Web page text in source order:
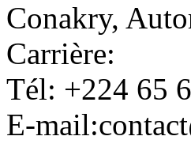
Conakry,
Carrière:
Tél: +224 65
E-